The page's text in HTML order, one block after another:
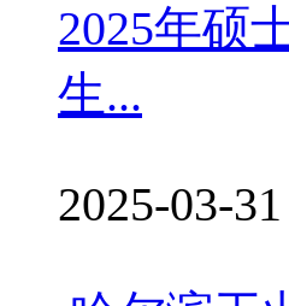
2025年硕
生...
2025-03-31